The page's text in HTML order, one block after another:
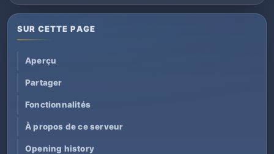
SUR CETTE PAGE
Aperçu
Partager
Fonctionnalités
À propos de ce serveur
Opening history